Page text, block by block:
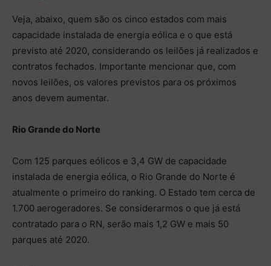
Veja, abaixo, quem são os cinco estados com mais
capacidade instalada de energia eólica e o que está
previsto até 2020, considerando os leilões já realizados e
contratos fechados. Importante mencionar que, com
novos leilões, os valores previstos para os próximos
anos devem aumentar.
Rio Grande do Norte
Com 125 parques eólicos e 3,4 GW de capacidade
instalada de energia eólica, o Rio Grande do Norte é
atualmente o primeiro do ranking. O Estado tem cerca de
1.700 aerogeradores. Se considerarmos o que já está
contratado para o RN, serão mais 1,2 GW e mais 50
parques até 2020.